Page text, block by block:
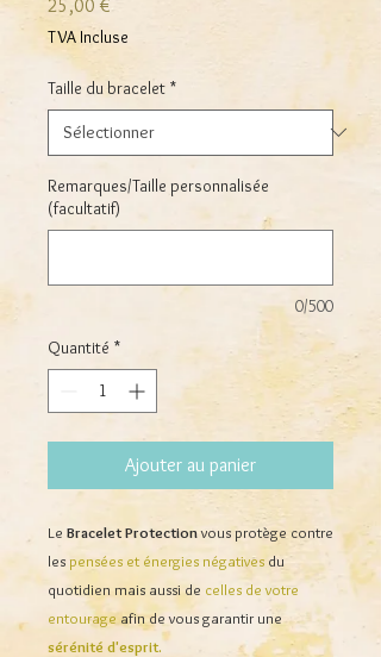
25,00 €
TVA Incluse
Taille du bracelet *
Remarques/Taille personnalisée
(facultatif)
0/500
Quantité *
Ajouter au panier
Le Bracelet Protectionvous protège contre
les pensées et énergies négatives du
quotidien mais aussi de celles de votre
entourageafin de vous garantir une
sérénité d'esprit.